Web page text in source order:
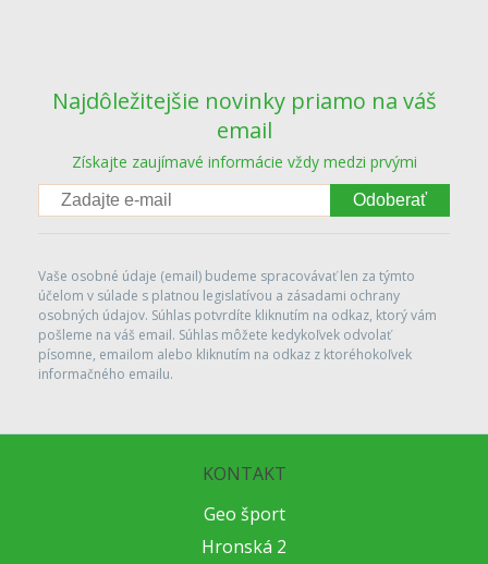
Najdôležitejšie novinky priamo na váš
email
Získajte zaujímavé informácie vždy medzi prvými
Odoberať
Vaše osobné údaje (email) budeme spracovávať len za týmto
účelom v súlade s platnou legislatívou a zásadami ochrany
osobných údajov. Súhlas potvrdíte kliknutím na odkaz, ktorý vám
pošleme na váš email. Súhlas môžete kedykoľvek odvolať
písomne, emailom alebo kliknutím na odkaz z ktoréhokoľvek
informačného emailu.
KONTAKT
Geo šport
Hronská 2